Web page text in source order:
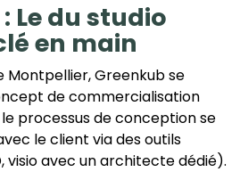
Le du studio
en main
Montpellier, Greenkub se
de commercialisation
processus de conception se
le client via des outils
visio avec un architecte dédié).